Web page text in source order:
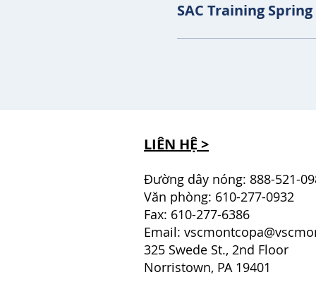
SAC Training Spring
LIÊN HỆ >
Đường dây nóng: 888-521-
Văn phòng: 610-277-0932
Fax: 610-277-6386
Email:
325 Swede St., 2nd Floor
Norristown, PA 19401